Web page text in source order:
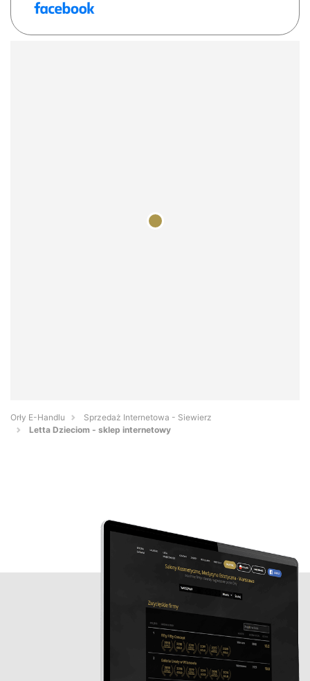
Orły E-Handlu
Sprzedaż Internetowa - Siewierz
Letta Dzieciom - sklep internetowy